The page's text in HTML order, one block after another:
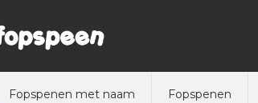
Fopspenen met naam Fopspenen